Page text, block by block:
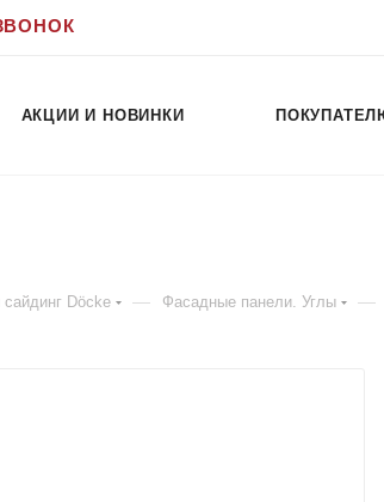
АКЦИИ И НОВИНКИ
Döcke — Фасадные панели. Углы —